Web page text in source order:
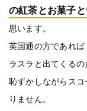
の紅茶とお菓子
思います。
英国通の方であれ
ラスラと出てくる
恥ずかしながらス
りません。